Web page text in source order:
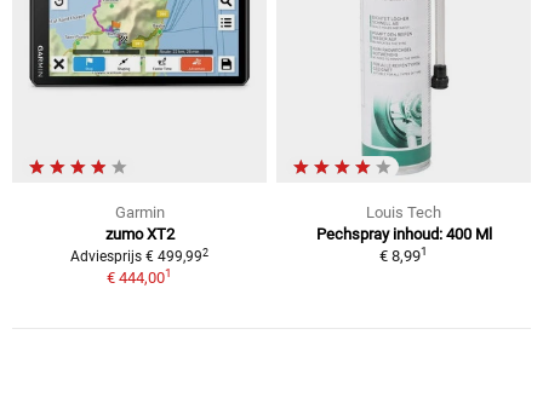
Garmin
zumo XT2
Adviesprijs € 499,992
€ 444,001
Louis Tech
Pechspray inhoud: 400 Ml
€ 8,991